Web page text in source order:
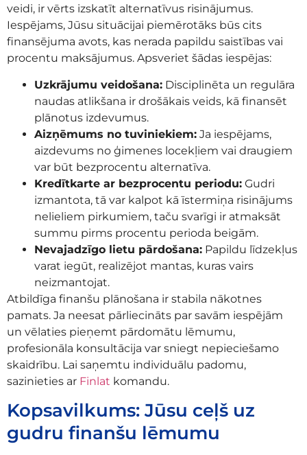
veidi, ir vērts izskatīt alternatīvus risinājumus.
Iespējams, Jūsu situācijai piemērotāks būs cits
finansējuma avots, kas nerada papildu saistības vai
procentu maksājumus. Apsveriet šādas iespējas:
Uzkrājumu veidošana: Disciplinēta un regulāra
naudas atlikšana ir drošākais veids, kā finansēt
plānotus izdevumus.
Aizņēmums no tuviniekiem: Ja iespējams,
aizdevums no ģimenes locekļiem vai draugiem
var būt bezprocentu alternatīva.
Kredītkarte ar bezprocentu periodu: Gudri
izmantota, tā var kalpot kā īstermiņa risinājums
nelieliem pirkumiem, taču svarīgi ir atmaksāt
summu pirms procentu perioda beigām.
Nevajadzīgo lietu pārdošana: Papildu līdzekļus
varat iegūt, realizējot mantas, kuras vairs
neizmantojat.
Atbildīga finanšu plānošana ir stabila nākotnes
pamats. Ja neesat pārliecināts par savām iespējām
un vēlaties pieņemt pārdomātu lēmumu,
profesionāla konsultācija var sniegt nepieciešamo
skaidrību. Lai saņemtu individuālu padomu,
sazinieties ar Finlat komandu.
Kopsavilkums: Jūsu ceļš uz
gudru finanšu lēmumu